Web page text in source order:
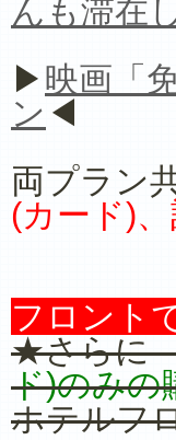
んも滞在
▶ 映画「
ン ◀
両プラン
(カード)
フロント
★さらに
ド)のみの
ホテルフ